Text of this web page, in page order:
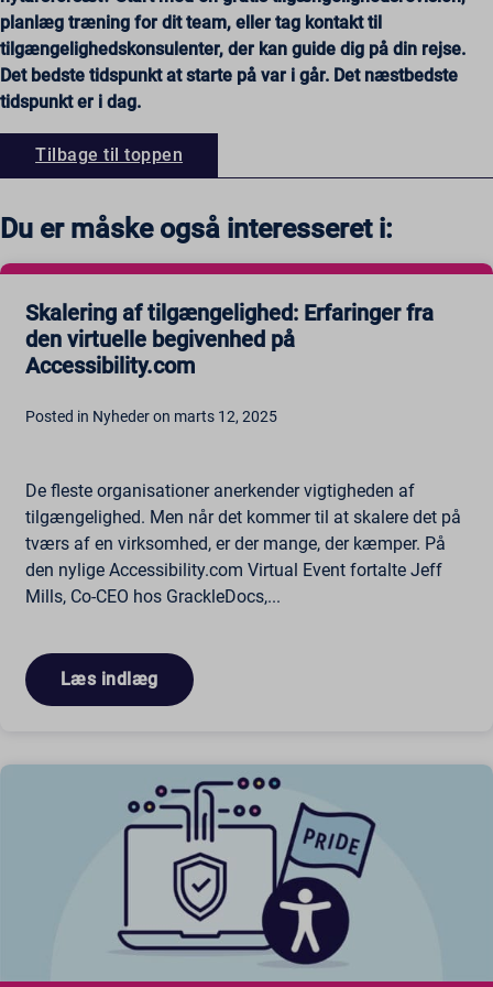
planlæg træning for dit team, eller tag kontakt til
tilgængelighedskonsulenter, der kan guide dig på din rejse.
Det bedste tidspunkt at starte på var i går. Det næstbedste
tidspunkt er i dag.
Tilbage til toppen
Du er måske også interesseret i:
Skalering af tilgængelighed: Erfaringer fra
den virtuelle begivenhed på
Accessibility.com
Posted in Nyheder on marts 12, 2025
De fleste organisationer anerkender vigtigheden af
tilgængelighed. Men når det kommer til at skalere det på
tværs af en virksomhed, er der mange, der kæmper. På
den nylige Accessibility.com Virtual Event fortalte Jeff
Mills, Co-CEO hos GrackleDocs,...
Læs indlæg
wp-postpass_*
wp-settings-*
wp-settings-time-*
wpe-auth
mhcookie
_hp2_id.*
_pk_id*
_pk_ref*
_pk_ses*
mp_*_mixpanel
scrly_log_1
Se detaljer
_cs_id
_gcl_au
Andre tjenester
Denne kategori omfatter alle cookies, domæner og tjenester, der
ikke falder ind under de øvrige specifikke kategorier eller ikke er
klart kategoriseret.
Se detaljer
ext_name
fs_uid
NFWSESSID
ssm_au_c